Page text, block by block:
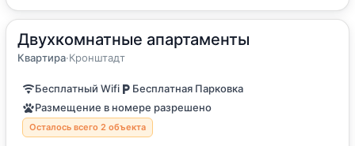
Двухкомнатные апартаменты
Квартира·Кронштадт
55 м 2·4 гостя
Квартира
Бесплатный Wifi
Бесплатная Парковка
Размещение в номере разрешено
Осталось всего 2 объекта